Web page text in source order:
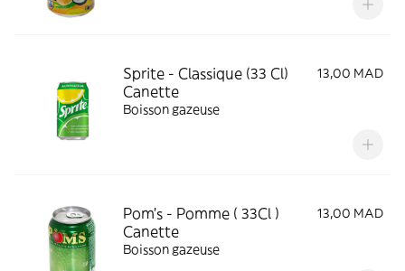
Sprite - Classique (33 Cl)
Canette
13,00 MAD
Boisson gazeuse
Pom's - Pomme ( 33Cl )
Canette
13,00 MAD
Boisson gazeuse